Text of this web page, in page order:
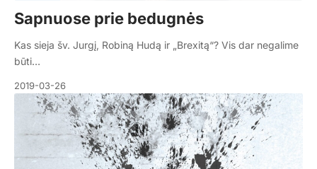
Sapnuose prie bedugnės
Kas sieja šv. Jurgį, Robiną Hudą ir „Brexitą“? Vis dar negalime
būti…
2019-03-26